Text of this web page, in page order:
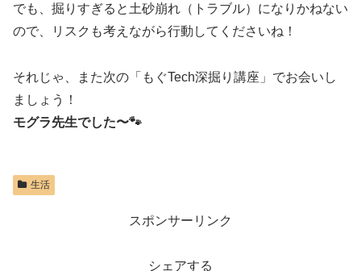
でも、掘りすぎると土砂崩れ（トラブル）になりかねない
ので、リスクも考えながら行動してくださいね！
それじゃ、また次の「もぐTech深掘り講座」でお会いし
ましょう！
モグラ先生でした〜🐾
生活
スポンサーリンク
シェアする